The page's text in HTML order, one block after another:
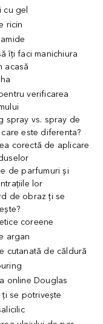
cu gel
ricin
îți faci manichiura
acasă
verificarea
spray vs. spray de
este diferenta?
corectă de aplicare
de parfumuri și
lor
de obraz ți se
coreene
argan
cutanată de căldură
online Douglas
ți se potrivește